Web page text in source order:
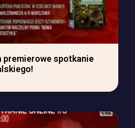
premierowe spotkanie